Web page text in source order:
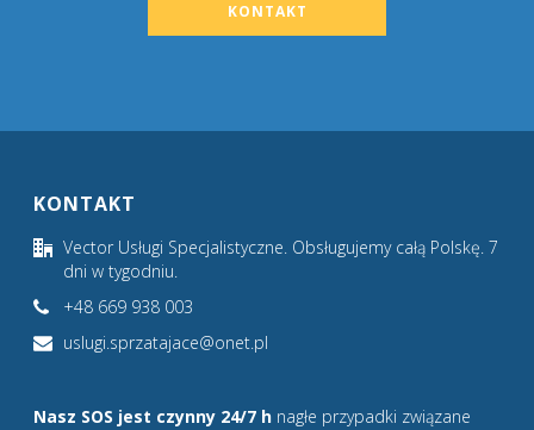
KONTAKT
KONTAKT
Vector Usługi Specjalistyczne. Obsługujemy całą Polskę. 7
dni w tygodniu.
+48 669 938 003
uslugi.sprzatajace@onet.pl
Nasz SOS jest czynny 24/7 h nagłe przypadki związane